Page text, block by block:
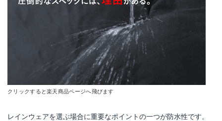
クリックすると楽天商品ページへ飛びます
レインウェアを選ぶ場合に重要なポイントの一つが防水性です。